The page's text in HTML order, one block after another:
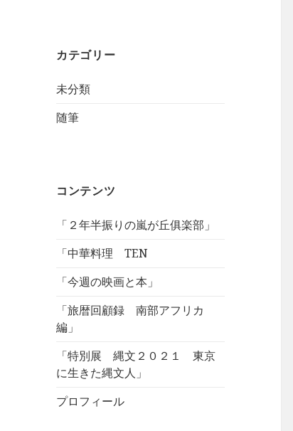
カテゴリー
未分類
随筆
コンテンツ
「２年半振りの嵐が丘俱楽部」
「中華料理 TEN
「今週の映画と本」
「旅暦回顧録 南部アフリカ
編」
「特別展 縄文２０２１ 東京
に生きた縄文人」
プロフィール